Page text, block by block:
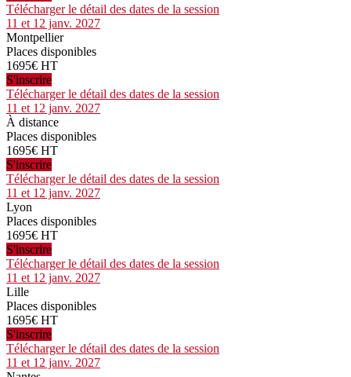
Télécharger le détail des dates de la session
11 et 12 janv. 2027
Montpellier
Places disponibles
1695€ HT
S'inscrire
Télécharger le détail des dates de la session
11 et 12 janv. 2027
À distance
Places disponibles
1695€ HT
S'inscrire
Télécharger le détail des dates de la session
11 et 12 janv. 2027
Lyon
Places disponibles
1695€ HT
S'inscrire
Télécharger le détail des dates de la session
11 et 12 janv. 2027
Lille
Places disponibles
1695€ HT
S'inscrire
Télécharger le détail des dates de la session
11 et 12 janv. 2027